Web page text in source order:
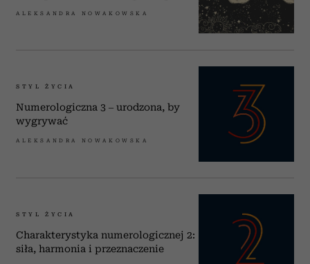
ALEKSANDRA NOWAKOWSKA
STYL ŻYCIA
Numerologiczna 3 – urodzona, by
wygrywać
ALEKSANDRA NOWAKOWSKA
STYL ŻYCIA
Charakterystyka numerologicznej 2:
siła, harmonia i przeznaczenie